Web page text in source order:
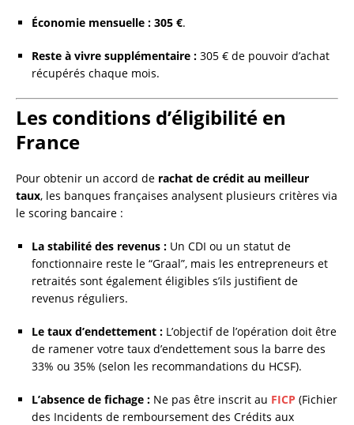
Économie mensuelle : 305 €.
Reste à vivre supplémentaire : 305 € de pouvoir d’achat
récupérés chaque mois.
Les conditions d’éligibilité en
France
Pour obtenir un accord de rachat de crédit au meilleur
taux, les banques françaises analysent plusieurs critères via
le scoring bancaire :
La stabilité des revenus : Un CDI ou un statut de
fonctionnaire reste le “Graal”, mais les entrepreneurs et
retraités sont également éligibles s’ils justifient de
revenus réguliers.
Le taux d’endettement : L’objectif de l’opération doit être
de ramener votre taux d’endettement sous la barre des
33% ou 35% (selon les recommandations du HCSF).
L’absence de fichage : Ne pas être inscrit au FICP (Fichier
des Incidents de remboursement des Crédits aux